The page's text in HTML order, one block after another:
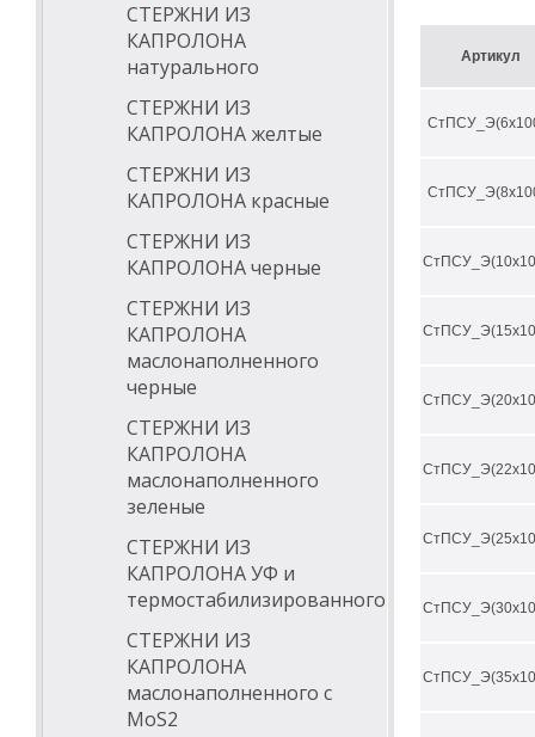
СТЕРЖНИ ИЗ
КАПРОЛОНА
натурального
СТЕРЖНИ ИЗ
КАПРОЛОНА желтые
СТЕРЖНИ ИЗ
КАПРОЛОНА красные
СТЕРЖНИ ИЗ
КАПРОЛОНА черные
СТЕРЖНИ ИЗ
КАПРОЛОНА
маслонаполненного
черные
СТЕРЖНИ ИЗ
КАПРОЛОНА
маслонаполненного
зеленые
СТЕРЖНИ ИЗ
КАПРОЛОНА УФ и
термостабилизированного
СТЕРЖНИ ИЗ
КАПРОЛОНА
маслонаполненного с
MoS2
низких
высокие
Области
частот ПСУ
возможным
производства
также
Артикул